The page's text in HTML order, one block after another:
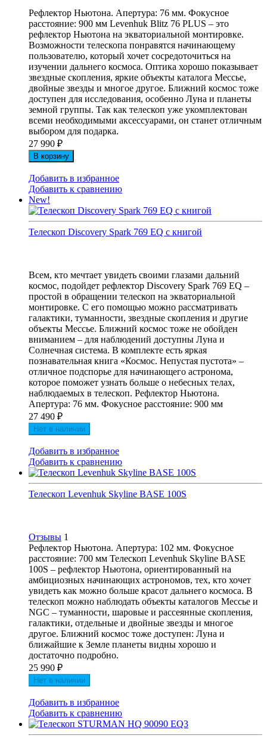
Рефлектор Ньютона. Апертура: 76 мм. Фокусное
расстояние: 900 мм Levenhuk Blitz 76 PLUS – это
рефлектор Ньютона на экваториальной монтировке.
Возможности телескопа понравятся начинающему
пользователю, который хочет сосредоточиться на
изучении дальнего космоса. Оптика хорошо показывает
звездные скопления, яркие объекты каталога Мессье,
двойные звезды и многое другое. Ближний космос тоже
доступен для исследования, особенно Луна и планеты
земной группы. Так как телескоп уже укомплектован
всеми необходимыми аксессуарами, он станет отличным
выбором для подарка.
27 990 ₽
В корзину
Добавить в избранное
Добавить к сравнению
New!
Телескоп Discovery Spark 769 EQ с книгой
Всем, кто мечтает увидеть своими глазами дальний
космос, подойдет рефлектор Discovery Spark 769 EQ –
простой в обращении телескоп на экваториальной
монтировке. С его помощью можно рассматривать
галактики, туманности, звездные скопления и другие
объекты Мессье. Ближний космос тоже не обойден
вниманием – для наблюдений доступны Луна и
Солнечная система. В комплекте есть яркая
познавательная книга «Космос. Непустая пустота» –
отличное подспорье для начинающего астронома,
которое поможет узнать больше о небесных телах,
наблюдаемых в телескоп. Рефлектор Ньютона.
Апертура: 76 мм. Фокусное расстояние: 900 мм
27 490 ₽
Нет в наличии
Добавить в избранное
Добавить к сравнению
Телескоп Levenhuk Skyline BASE 100S
Отзывы 1
Рефлектор Ньютона. Апертура: 102 мм. Фокусное
расстояние: 700 мм Телескоп Levenhuk Skyline BASE
100S – рефлектор Ньютона, ориентированный на
амбициозных начинающих астрономов, тех, кто хочет
увидеть как можно больше красот дальнего космоса. В
телескоп можно наблюдать объекты каталогов Мессье и
NGC – туманности, шаровые и рассеянные скопления,
галактики, отдельные и двойные звезды и многое
другое. Ближний космос тоже доступен: Луна и
ближайшие к Земле планеты видны хорошо и
достаточно подробно.
25 990 ₽
Нет в наличии
Добавить в избранное
Добавить к сравнению